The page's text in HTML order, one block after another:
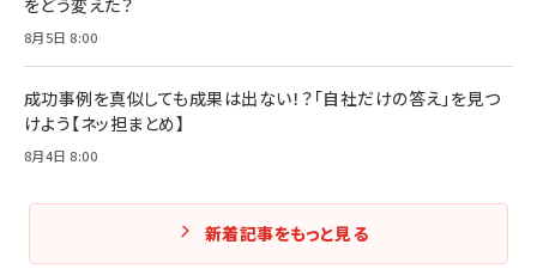
をどう変えた？
8月5日 8:00
成功事例を真似しても成果は出ない！？「自社だけの答え」を見つ
けよう【ネッ担まとめ】
8月4日 8:00
新着記事をもっと見る